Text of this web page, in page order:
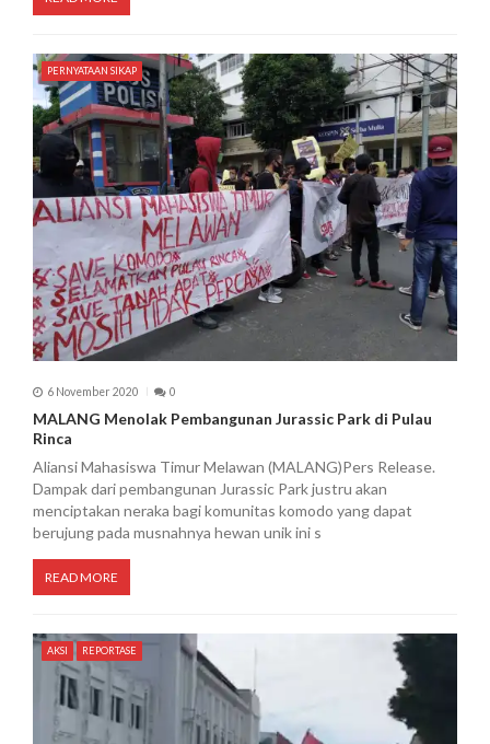
PERNYATAAN SIKAP
6 November 2020 0
MALANG Menolak Pembangunan Jurassic Park di Pulau
Rinca
Aliansi Mahasiswa Timur Melawan (MALANG)Pers Release.
Dampak dari pembangunan Jurassic Park justru akan
menciptakan neraka bagi komunitas komodo yang dapat
berujung pada musnahnya hewan unik ini s
READ MORE
AKSI REPORTASE